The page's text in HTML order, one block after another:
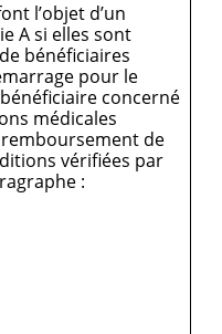
l’objet d’un
A si elles sont
bénéficiaires
pour le
concerné
médicales
de
vérifiées par
: